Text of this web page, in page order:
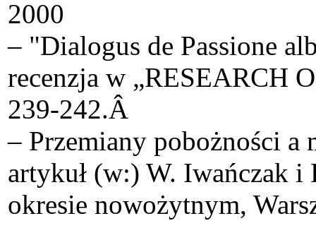
2000
– "Dialogus de Passione
recenzja w „RESEARCH
239-242.Â
– Przemiany pobożności a
artykuł (w:) W. Iwańczak
okresie nowożytnym,